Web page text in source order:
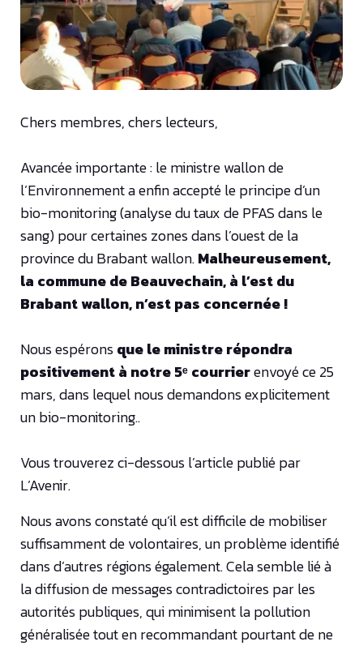
Chers membres, chers lecteurs,
Avancée importante : le ministre wallon de
l’Environnement a enfin accepté le principe d’un
bio-monitoring (analyse du taux de PFAS dans le
sang) pour certaines zones dans l’ouest de la
province du Brabant wallon.Malheureusement,
la commune de Beauvechain, à l’est du
Brabant wallon, n’est pas concernée !
Nous espéronsque le ministre répondra
positivement à notre 5ᵉ courrierenvoyé ce 25
mars, dans lequel nous demandons explicitement
un bio-monitoring..
Vous trouverez ci-dessous l’article publié par
L’Avenir.
Nous avons constaté qu’il est difficile de mobiliser
suffisamment de volontaires, un problème identifié
dans d’autres régions également. Cela semble lié à
la diffusion de messages contradictoires par les
autorités publiques, qui minimisent la pollution
généralisée tout en recommandant pourtant de ne